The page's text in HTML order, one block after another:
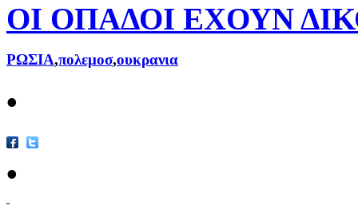
ΟΙ ΟΠΑΔΟΙ ΕΧΟΥΝ
ΡΩΣΙΑ,πολεμοσ,ουκρανια
•
•